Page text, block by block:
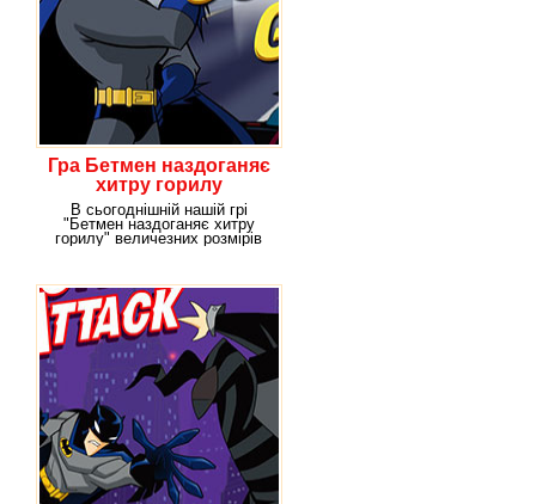
Гра Бетмен наздоганяє
хитру горилу
В сьогоднішній нашій грі
"Бетмен наздоганяє хитру
горилу" величезних розмірів